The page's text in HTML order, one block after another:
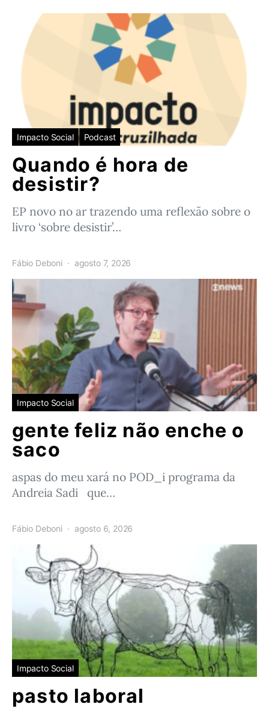
Impacto Social Podcast
Quando é hora de
desistir?
EP novo no ar trazendo uma reflexão sobre o
livro ‘sobre desistir’…
Fábio Deboni agosto 7, 2026
Impacto Social
gente feliz não enche o
saco
aspas do meu xará no POD_i programa da
Andreia Sadi que…
Fábio Deboni agosto 6, 2026
Impacto Social
pasto laboral